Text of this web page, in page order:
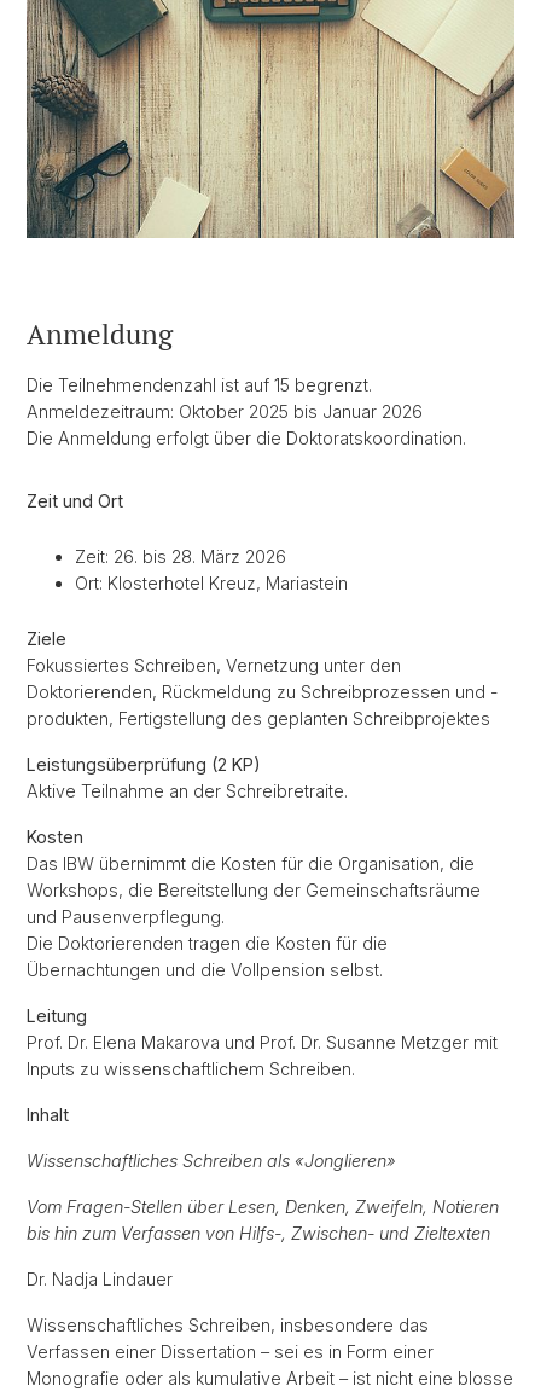
Anmeldung
Die Teilnehmendenzahl ist auf 15 begrenzt.
Anmeldezeitraum: Oktober 2025 bis Januar 2026
Die Anmeldung erfolgt über die Doktoratskoordination.
Zeit und Ort
Zeit: 26. bis 28. März 2026
Ort: Klosterhotel Kreuz, Mariastein
Ziele
Fokussiertes Schreiben, Vernetzung unter den
Doktorierenden, Rückmeldung zu Schreibprozessen und -
produkten, Fertigstellung des geplanten Schreibprojektes
Leistungsüberprüfung (2 KP)
Aktive Teilnahme an der Schreibretraite.
Kosten
Das IBW übernimmt die Kosten für die Organisation, die
Workshops, die Bereitstellung der Gemeinschaftsräume
und Pausenverpflegung.
Die Doktorierenden tragen die Kosten für die
Übernachtungen und die Vollpension selbst.
Leitung
Prof. Dr. Elena Makarova und Prof. Dr. Susanne Metzger mit
Inputs zu wissenschaftlichem Schreiben.
Inhalt
Wissenschaftliches Schreiben als «Jonglieren»
Vom Fragen-Stellen über Lesen, Denken, Zweifeln, Notieren
bis hin zum Verfassen von Hilfs-, Zwischen- und Zieltexten
Dr. Nadja Lindauer
Wissenschaftliches Schreiben, insbesondere das
Verfassen einer Dissertation – sei es in Form einer
Monografie oder als kumulative Arbeit – ist nicht eine blosse